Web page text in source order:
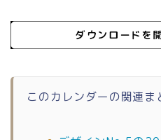
このカレンダーの関連ま